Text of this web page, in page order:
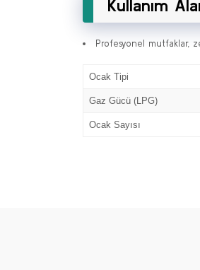
Kullanım
Profesyonel mutfaklar,
Ocak Tipi
Gaz Gücü (LPG)
Ocak Sayısı